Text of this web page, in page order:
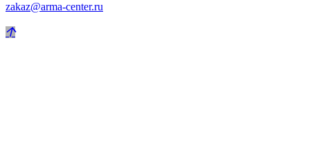
zakaz@arma-center.ru